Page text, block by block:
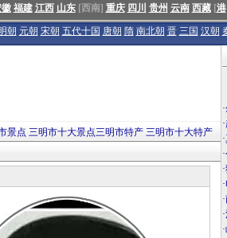
福建 江西 山东[西南] 重庆 四川 贵州 云南 西藏[港
朝 元朝 宋朝 五代十国 唐朝 隋 南北朝 晋 三国 汉朝
景点 三明市十大景点三明市特产 三明市十大特产
·
·
·
·
·
·
·
·
·